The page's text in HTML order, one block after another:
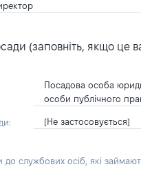
(заповніть, якщо це
Посадова особа
особи публічного
[Не застосовується]
службових осіб, які